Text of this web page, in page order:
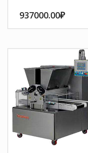
937000.00₽